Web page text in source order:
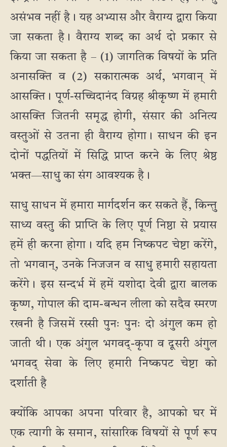
असंभव नहीं है। यह अभ्यास और वैराग्य द्वारा किया
जा सकता है। वैराग्य शब्द का अर्थ दो प्रकार से
किया जा सकता है – (1) जागतिक विषयों के प्रति
अनासक्ति व (2) सकारात्मक अर्थ, भगवान् में
आसक्ति। पूर्ण-सच्चिदानंद विग्रह श्रीकृष्ण में हमारी
आसक्ति जितनी समृद्ध होगी, संसार की अनित्य
वस्तुओं से उतना ही वैराग्य होगा। साधन की इन
दोनों पद्धतियों में सिद्धि प्राप्त करने के लिए श्रेष्ठ
भक्त—साधु का संग आवश्यक है।
साधु साधन में हमारा मार्गदर्शन कर सकते हैं, किन्तु
साध्य वस्तु की प्राप्ति के लिए पूर्ण निष्ठा से प्रयास
हमें ही करना होगा। यदि हम निष्कपट चेष्टा करेंगे,
तो भगवान्, उनके निजजन व साधु हमारी सहायता
करेंगे। इस सन्दर्भ में हमें यशोदा देवी द्वारा बालक
कृष्ण, गोपाल की दाम-बन्धन लीला को सदैव स्मरण
रखनी है जिसमें रस्सी पुनः पुनः दो अंगुल कम हो
जाती थी। एक अंगुल भगवद्-कृपा व दूसरी अंगुल
भगवद् सेवा के लिए हमारी निष्कपट चेष्टा को
दर्शाती है
क्योंकि आपका अपना परिवार है, आपको घर में
एक त्यागी के समान, सांसारिक विषयों से पूर्ण रूप